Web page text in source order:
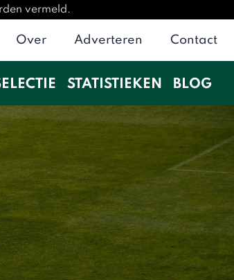
vermeld.
Over Adverteren Contact
STATISTIEKEN BLOG